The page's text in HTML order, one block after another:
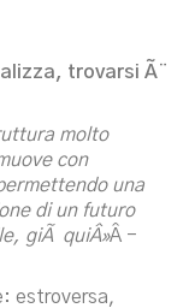
trovarsi Ã¨
molto
con
una
di un futuro
giÃ quiÂ»Â -
estroversa,